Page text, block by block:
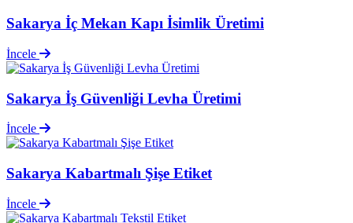
Sakarya İç Mekan Kapı İsimlik Üretimi
İncele
Sakarya İş Güvenliği Levha Üretimi
İncele
Sakarya Kabartmalı Şişe Etiket
İncele